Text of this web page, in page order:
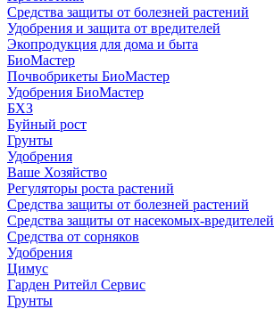
Средства защиты от болезней растений
Удобрения и защита от вредителей
Экопродукция для дома и быта
БиоМастер
Почвобрикеты БиоМастер
Удобрения БиоМастер
БХЗ
Буйный рост
Грунты
Удобрения
Ваше Хозяйство
Регуляторы роста растений
Средства защиты от болезней растений
Средства защиты от насекомых-вредителей
Средства от сорняков
Удобрения
Цимус
Гарден Ритейл Сервис
Грунты